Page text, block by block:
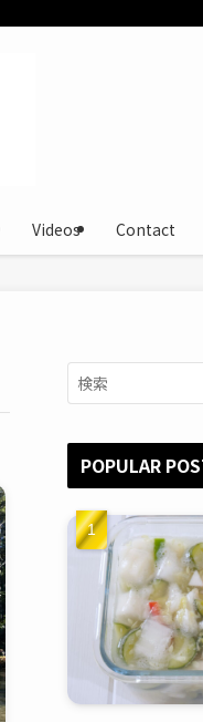
Videos Contact
POPULAR